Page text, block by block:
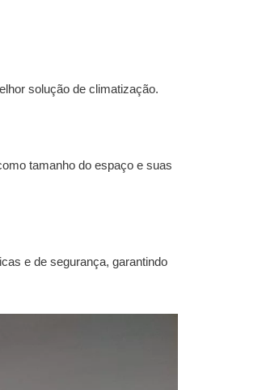
solução de climatização.
tamanho do espaço e suas
e de segurança, garantindo